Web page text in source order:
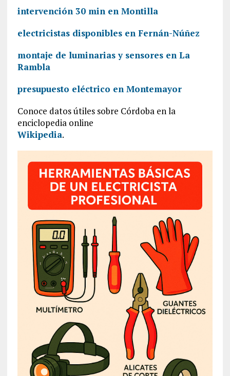
intervención 30 min en Montilla
electricistas disponibles en Fernán-Núñez
montaje de luminarias y sensores en La
Rambla
presupuesto eléctrico en Montemayor
Conoce datos útiles sobre Córdoba en la
enciclopedia online
Wikipedia.